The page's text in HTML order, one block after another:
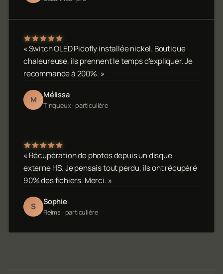
« Switch OLED Picofly installée nickel. Boutique
chaleureuse, ils prennent le temps d'expliquer. Je
recommande à 200%. »
M Mélissa
Tinqueux · particulière
« Récupération de photos depuis un disque
externe HS. Je pensais tout perdu, ils ont récupéré
90% des fichiers. Merci. »
S Sophie
Reims · particulière